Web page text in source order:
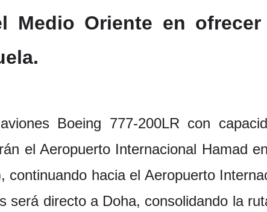
Medio Oriente en
Boeing 777-200LR con
el Aeropuerto Internacional Hamad
hacia el Aeropuerto
será directo a Doha, consolidando la